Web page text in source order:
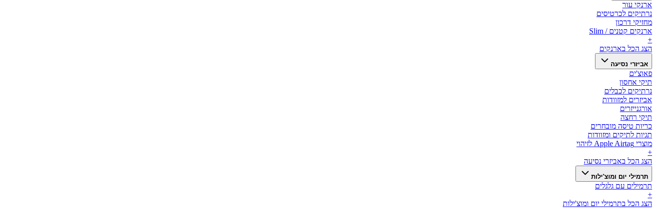
ארנקי עור
נרתיקים לכרטיסים
מחזיקי דרכון
ארנקים קטנים / Slim
+
הצג הכל בארנקים
אביזרי נסיעה
פאוצ'ים
תיקי אחסון
נרתיקים לכבלים
אביזרים למזוודות
אורגנייזרים
תיקי רחצה
כריות טיסה מובחרים
תגיות לתיקים ומזוודות
מוצרי Apple Airtag לזיהוי
+
הצג הכל באביזרי נסיעה
תרמילי יום ומוצ'ילות
תרמילים עם גלגלים
+
הצג הכל בתרמילי יום ומוצ'ילות